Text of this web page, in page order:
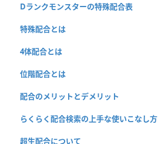
Dランクモンスターの特殊配合表
特殊配合とは
4体配合とは
位階配合とは
配合のメリットとデメリット
らくらく配合検索の上手な使いこなし方
超生配合について